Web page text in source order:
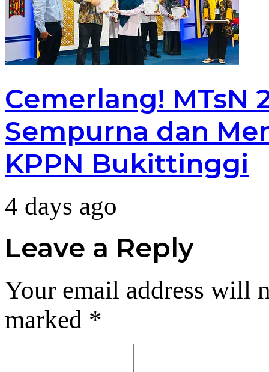
Cemerlang! MTsN
Sempurna dan
KPPN Bukittinggi
4 days ago
Leave a Reply
Your email address will
marked *